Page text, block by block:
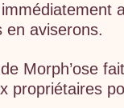
en aviserons.
Morph’ose
propriétaires